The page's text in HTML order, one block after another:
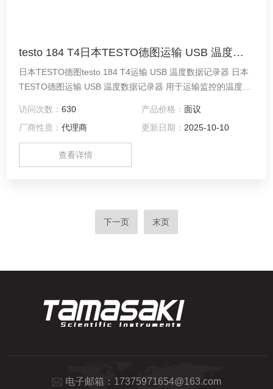
testo 184 T4日本TESTO德图运输 USB 温度数据记录器
日本TESTO德图testo 184 T4运输 USB 温度数据记录器 日本
TESTO德图运输 USB 温度数据记录器 用于运输监控的温度记
访问次数：630 产品价格： 面议
厂商性质：代理商 更新日期： 2025-10-10
查看详情
下一页 末页
电子邮箱： 17375971654@163.com